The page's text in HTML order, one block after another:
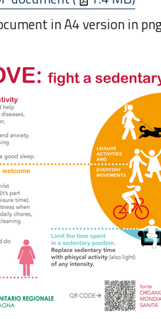
in A4 version in